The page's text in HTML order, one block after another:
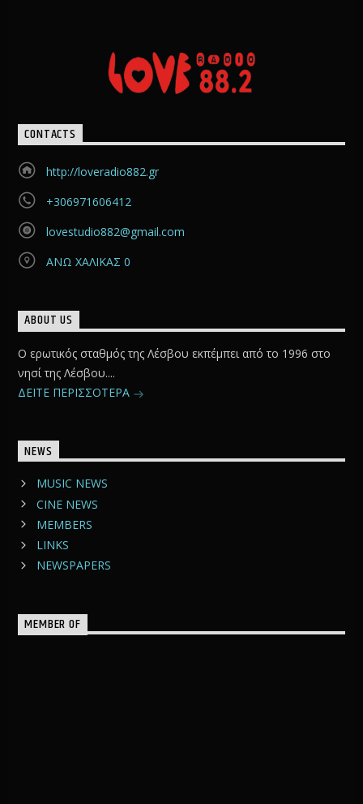
CONTACTS
http://loveradio882.gr
+306971606412
lovestudio882@gmail.com
ΑΝΩ ΧΑΛΙΚΑΣ 0
ABOUT US
Ο ερωτικός σταθμός της Λέσβου εκπέμπει από το 1996 στο
νησί της Λέσβου....
ΔΕΙΤΕ ΠΕΡΙΣΣΟΤΕΡΑ
NEWS
MUSIC NEWS
CINE NEWS
MEMBERS
LINKS
NEWSPAPERS
MEMBER OF